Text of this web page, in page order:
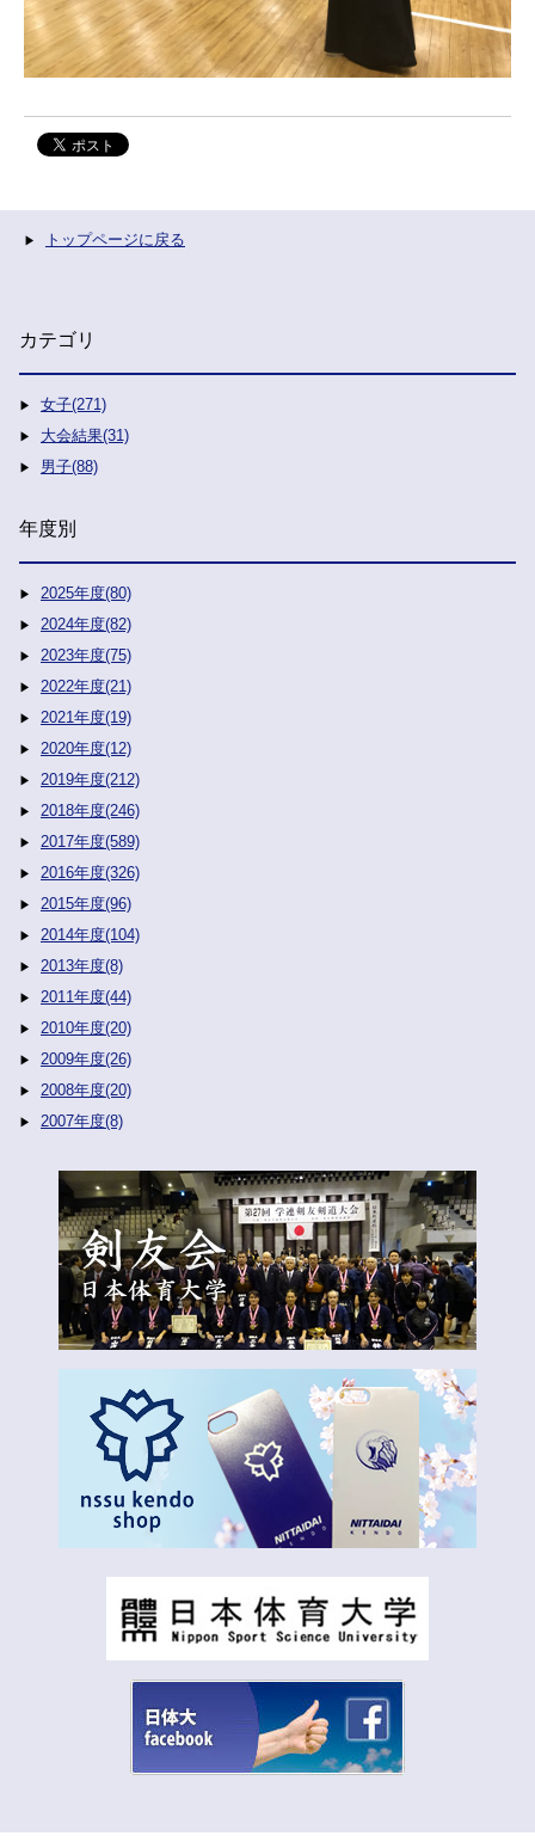
トップページに戻る
カテゴリ
女子(271)
大会結果(31)
男子(88)
年度別
2025年度(80)
2024年度(82)
2023年度(75)
2022年度(21)
2021年度(19)
2020年度(12)
2019年度(212)
2018年度(246)
2017年度(589)
2016年度(326)
2015年度(96)
2014年度(104)
2013年度(8)
2011年度(44)
2010年度(20)
2009年度(26)
2008年度(20)
2007年度(8)